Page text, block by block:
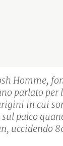
Homme,
parlato per
in cui
palco
uccidendo